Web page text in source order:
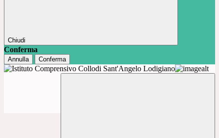
Chiudi
Conferma
Annulla Conferma